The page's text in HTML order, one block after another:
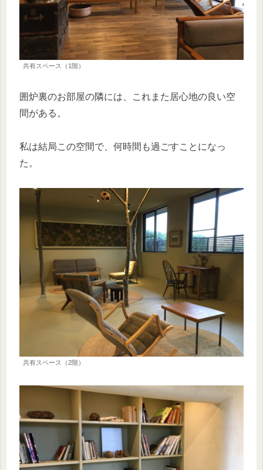
共有スペース（1階）
囲炉裏のお部屋の隣には、これまた居心地の良い空
間がある。
私は結局この空間で、何時間も過ごすことになっ
た。
共有スペース（2階）